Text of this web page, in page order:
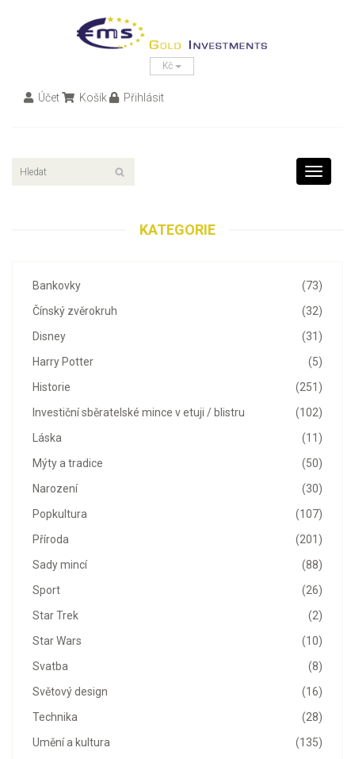
Kč
Účet Košík Přihlásit
Toggle
KATEGORIE
(73)
Bankovky
(32)
Čínský zvěrokruh
(31)
Disney
(5)
Harry Potter
(251)
Historie
(102)
Investiční sběratelské mince v etuji / blistru
(11)
Láska
(50)
Mýty a tradice
(30)
Narození
(107)
Popkultura
(201)
Příroda
(88)
Sady mincí
(26)
Sport
(2)
Star Trek
(10)
Star Wars
(8)
Svatba
(16)
Světový design
(28)
Technika
(135)
Umění a kultura